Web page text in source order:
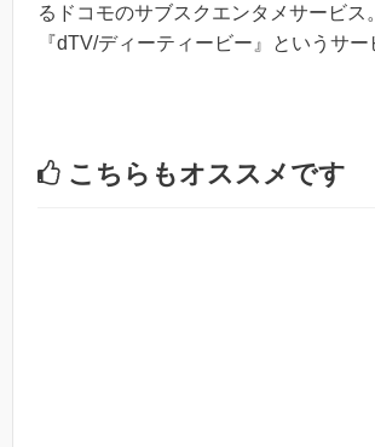
るドコモのサブスクエンタメサービス
『dTV/ディーティービー』というサー
こちらもオススメです